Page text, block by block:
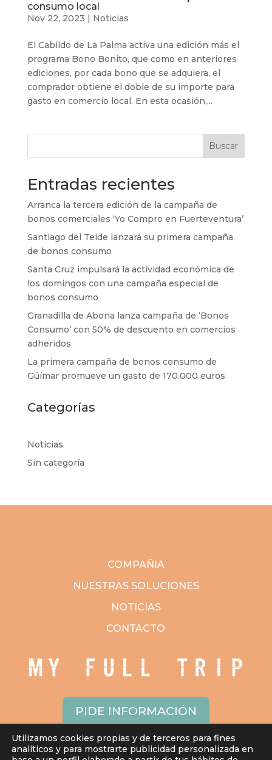
consumo local
Nov 22, 2023 Noticias
El Cabildo de La Palma activa una edición más el
programa Bono Bonito, que como en anteriores
ediciones, por cada bono que se adquiera, el
comprador obtiene el doble de su importe para
gasto en comercio local. En esta ocasión,...
Buscar
Entradas recientes
Arranca la tercera edición de la campaña de
bonos comerciales ‘Yo Compro en Fuerteventura’
Santiago del Teide lanzará su primera campaña
de bonos consumo
Santa Cruz impulsará la actividad económica de
los domingos con una campaña especial de
bonos consumo
Granadilla de Abona lanza campaña de ‘Bonos
Consumo’ con 50% de descuento en comercios
adheridos
La primera campaña de bonos consumo de
Güímar promueve un gasto de 170.000 euros
Categorías
Noticias
Sin categoría
COMPAÑIA
NUESTRAS SOLUCIONES
NOTICIAS
CONTACTO
PIDE INFORMACIÓN
Utilizamos cookies propias y de terceros para fines
analíticos y para mostrarte publicidad personalizada en